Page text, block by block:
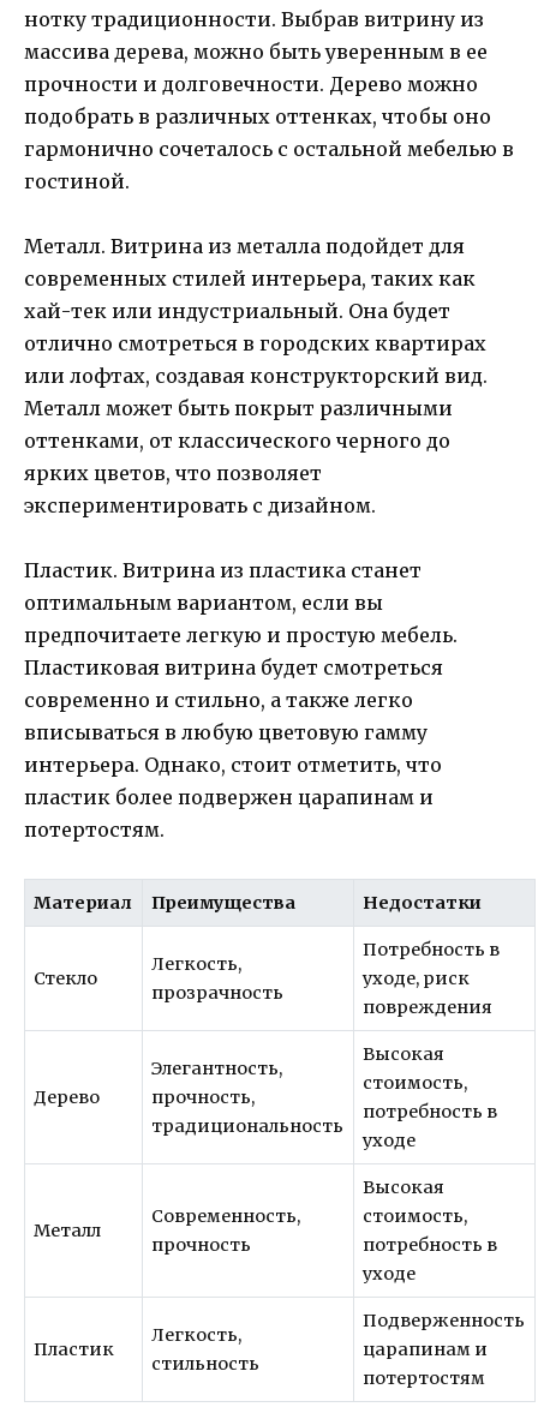
нотку традиционности. Выбрав витрину из
массива дерева, можно быть уверенным в ее
прочности и долговечности. Дерево можно
подобрать в различных оттенках, чтобы оно
гармонично сочеталось с остальной мебелью в
гостиной.
Металл. Витрина из металла подойдет для
современных стилей интерьера, таких как
хай-тек или индустриальный. Она будет
отлично смотреться в городских квартирах
или лофтах, создавая конструкторский вид.
Металл может быть покрыт различными
оттенками, от классического черного до
ярких цветов, что позволяет
экспериментировать с дизайном.
Пластик. Витрина из пластика станет
оптимальным вариантом, если вы
предпочитаете легкую и простую мебель.
Пластиковая витрина будет смотреться
современно и стильно, а также легко
вписываться в любую цветовую гамму
интерьера. Однако, стоит отметить, что
пластик более подвержен царапинам и
потертостям.
Материал Преимущества Недостатки
Стекло
Легкость,
прозрачность
Потребность в
уходе, риск
повреждения
Дерево
Элегантность,
прочность,
традициональность
Высокая
стоимость,
потребность в
уходе
Металл
Современность,
прочность
Высокая
стоимость,
потребность в
уходе
Пластик
Легкость,
стильность
Подверженность
царапинам и
потертостям